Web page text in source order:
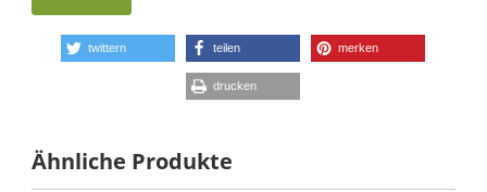
twittern teilen merken
drucken
Ähnliche Produkte